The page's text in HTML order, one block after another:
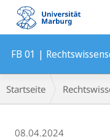
Mobile-
Navigation
FB 01 |
Breadcrumb-
Navigation
Startseite
08.04.2024